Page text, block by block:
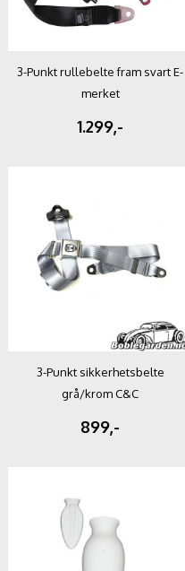
3-Punkt rullebelte fram svart E-
merket
1.299,-
3-Punkt sikkerhetsbelte
grå/krom C&C
899,-